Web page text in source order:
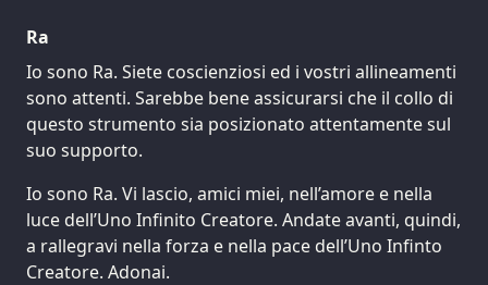
Ra
Io sono Ra. Siete coscienziosi ed i vostri allineamenti
sono attenti. Sarebbe bene assicurarsi che il collo di
questo strumento sia posizionato attentamente sul
suo supporto.
Io sono Ra. Vi lascio, amici miei, nell’amore e nella
luce dell’Uno Infinito Creatore. Andate avanti, quindi,
a rallegravi nella forza e nella pace dell’Uno Infinto
Creatore. Adonai.